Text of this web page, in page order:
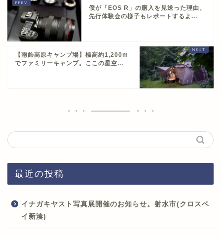
僕が「EOS R」の購入を見送った理由。
先行体験会の様子もレポートするよ...
【雨飾高原キャンプ場】標高約1,200m
でファミリーキャンプ。ここの星空...
最近の投稿
イナガキヤスト写真展開催のお知らせ。射水市(クロスベ
イ新湊)